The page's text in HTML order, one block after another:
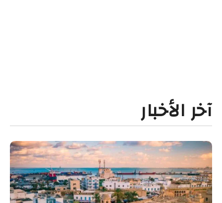
آخر الأخبار